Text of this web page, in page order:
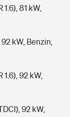
81 kW,
kW, Benzin,
92 kW,
92 kW,